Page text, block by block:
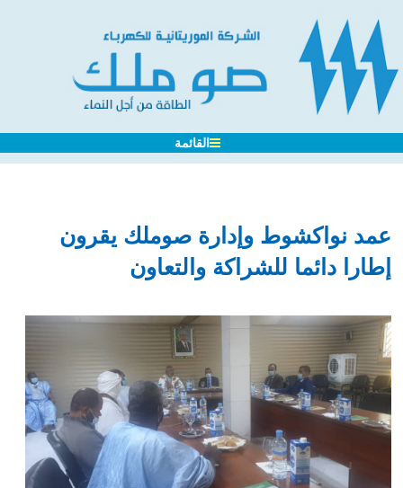
القائمة
نواكشوط وإدارة صوملك يقرون
دائما للشراكة والتعاون